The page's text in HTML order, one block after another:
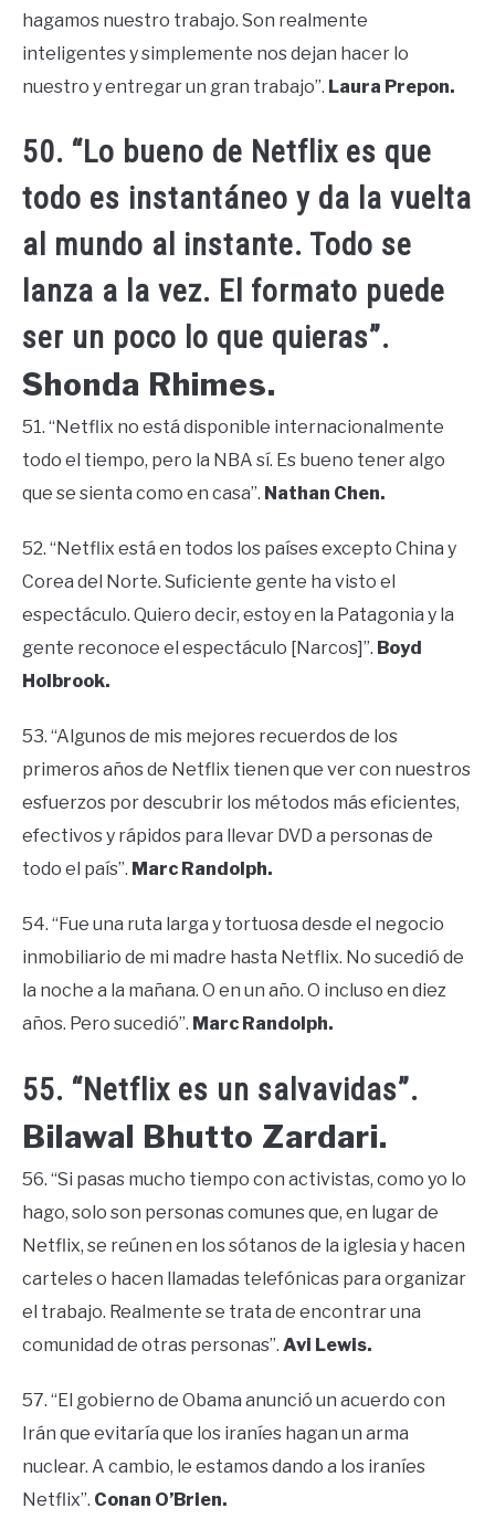
hagamos nuestro trabajo. Son realmente
inteligentes y simplemente nos dejan hacer lo
nuestro y entregar un gran trabajo”. Laura Prepon.
50. “Lo bueno de Netflix es que
todo es instantáneo y da la vuelta
al mundo al instante. Todo se
lanza a la vez. El formato puede
ser un poco lo que quieras”.
Shonda Rhimes.
51. “Netflix no está disponible internacionalmente
todo el tiempo, pero la NBA sí. Es bueno tener algo
que se sienta como en casa”. Nathan Chen.
52. “Netflix está en todos los países excepto China y
Corea del Norte. Suficiente gente ha visto el
espectáculo. Quiero decir, estoy en la Patagonia y la
gente reconoce el espectáculo [Narcos]”. Boyd
Holbrook.
53. “Algunos de mis mejores recuerdos de los
primeros años de Netflix tienen que ver con nuestros
esfuerzos por descubrir los métodos más eficientes,
efectivos y rápidos para llevar DVD a personas de
todo el país”. Marc Randolph.
54. “Fue una ruta larga y tortuosa desde el negocio
inmobiliario de mi madre hasta Netflix. No sucedió de
la noche a la mañana. O en un año. O incluso en diez
años. Pero sucedió”. Marc Randolph.
55. “Netflix es un salvavidas”.
Bilawal Bhutto Zardari.
56. “Si pasas mucho tiempo con activistas, como yo lo
hago, solo son personas comunes que, en lugar de
Netflix, se reúnen en los sótanos de la iglesia y hacen
carteles o hacen llamadas telefónicas para organizar
el trabajo. Realmente se trata de encontrar una
comunidad de otras personas”. Avi Lewis.
57. “El gobierno de Obama anunció un acuerdo con
Irán que evitaría que los iraníes hagan un arma
nuclear. A cambio, le estamos dando a los iraníes
Netflix”. Conan O’Brien.